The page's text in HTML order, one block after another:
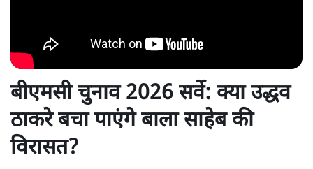
बीएमसी चुनाव 2026 सर्वे: क्या उद्धव
ठाकरे बचा पाएंगे बाला साहेब की
विरासत?